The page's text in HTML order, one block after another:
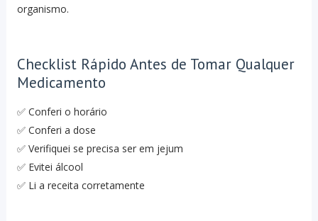
organismo.
Checklist Rápido Antes de Tomar Qualquer
Medicamento
✅ Conferi o horário
✅ Conferi a dose
✅ Verifiquei se precisa ser em jejum
✅ Evitei álcool
✅ Li a receita corretamente